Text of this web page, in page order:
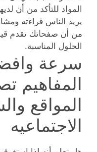
المواد للتأكد من أن
يريد الناس قراءته
من أن صفحاتك تقدم
الحلول المناسبة.
سرعة
المفاهيم
المواقع
الاجتماعيه